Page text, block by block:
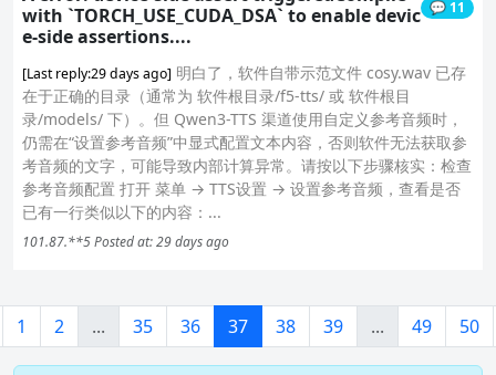
with `TORCH_USE_CUDA_DSA` to enable devic
e-side assertions....
💬 11
[Last reply:29 days ago] 明白了，软件自带示范文件 cosy.wav 已存
在于正确的目录（通常为 软件根目录/f5-tts/ 或 软件根目
录/models/ 下）。但 Qwen3-TTS 渠道使用自定义参考音频时，
仍需在“设置参考音频”中显式配置文本内容，否则软件无法获取参
考音频的文字，可能导致内部计算异常。请按以下步骤核实：检查
参考音频配置 打开 菜单 → TTS设置 → 设置参考音频，查看是否
已有一行类似以下的内容：...
101.87.**5Posted at: 29 days ago
1 2 ... 35 36 37 38 39 ... 49 50